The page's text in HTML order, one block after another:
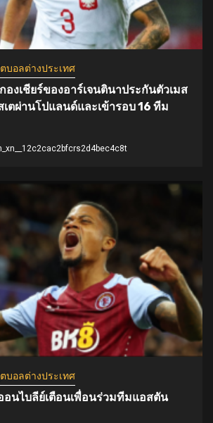
บอลต่างประเทศ
งเชียร์ของอาร์เจนตินาประกันตัวเมส
เตผ่านโปแลนด์และเข้ารอบ 16 ทีม
บอลต่างประเทศ
อนไบลีย์เตือนเพื่อนร่วมทีมแอสตัน